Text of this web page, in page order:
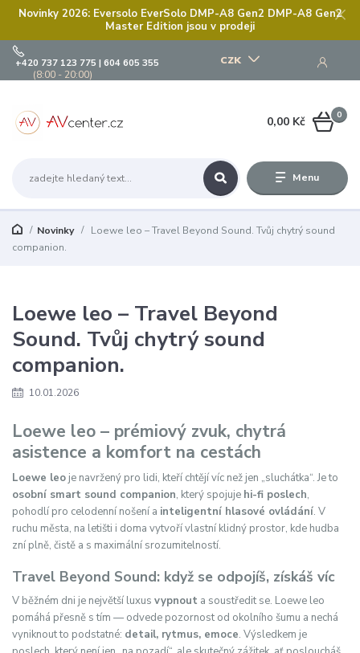
Novinky 2026: Eversolo EverSolo DMP-A8 Gen2 DMP-A8 Gen2
Master Edition jsou v prodeji
Menu
CZK
+420 737 123 775 | 604 605 355
(8:00 - 20:00)
0
0,00 Kč
Novinky
Loewe leo – Travel Beyond Sound. Tvůj chytrý sound
companion.
Loewe leo – Travel Beyond
Sound. Tvůj chytrý sound
companion.
10.01.2026
Loewe leo – prémiový zvuk, chytrá
asistence a komfort na cestách
Loewe leo je navržený pro lidi, kteří chtějí víc než jen „sluchátka“. Je to
osobní smart sound companion, který spojuje hi-fi poslech,
pohodlí pro celodenní nošení a inteligentní hlasové ovládání. V
ruchu města, na letišti i doma vytvoří vlastní klidný prostor, kde hudba
zní plně, čistě a s maximální srozumitelností.
Travel Beyond Sound: když se odpojíš, získáš víc
V běžném dni je největší luxus vypnout a soustředit se. Loewe leo
pomáhá přesně s tím — odvede pozornost od okolního šumu a nechá
vyniknout to podstatné: detail, rytmus, emoce. Výsledkem je